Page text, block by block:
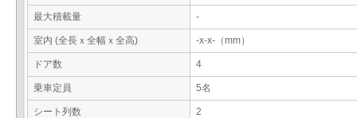
最大積載量 -
室内 (全長ｘ全幅ｘ全高) -x-x-（mm）
ドア数 4
乗車定員 5名
シート列数 2